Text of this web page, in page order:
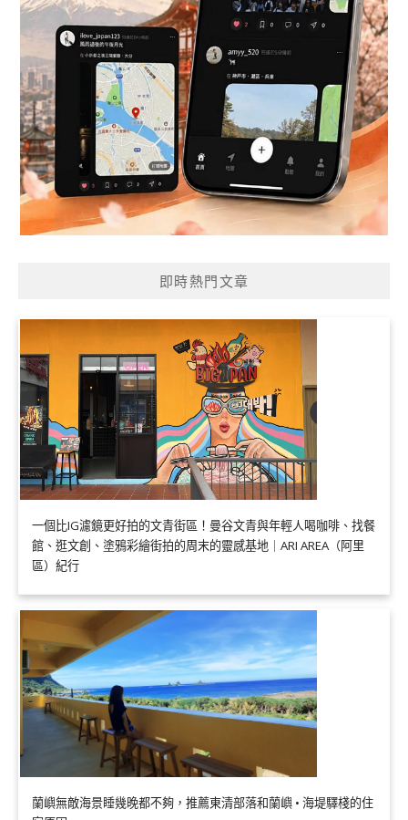
即時熱門文章
一個比IG濾鏡更好拍的文青街區！曼谷文青與年輕人喝咖啡、找餐
館、逛文創、塗鴉彩繪街拍的周末的靈感基地｜ARI AREA（阿里
區）紀行
蘭嶼無敵海景睡幾晚都不夠，推薦東清部落和蘭嶼 • 海堤驛棧的住